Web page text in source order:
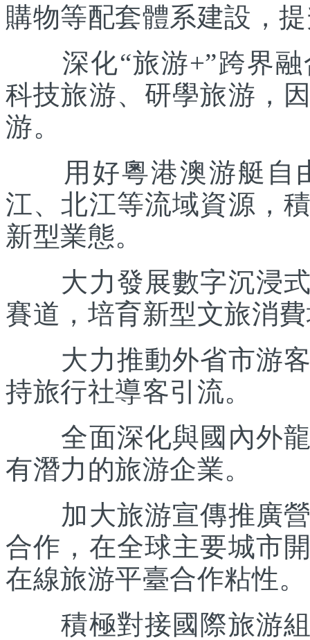
購物等配套體系建設，
深化“旅游+”跨界融
科技旅游、研學旅游，
游。
用好粵港澳游艇自
江、北江等流域資源，
新型業態。
大力發展數字沉浸式
賽道，培育新型文旅消
大力推動外省市游客
持旅行社導客引流。
全面深化與國內外龍
有潛力的旅游企業。
加大旅游宣傳推廣營
合作，在全球主要城市
在線旅游平臺合作粘性。
積極對接國際旅游組